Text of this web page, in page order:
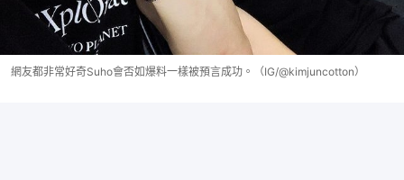
網友都非常好奇Suho會否如爆料一樣被預言成功。（IG/@kimjuncotton）